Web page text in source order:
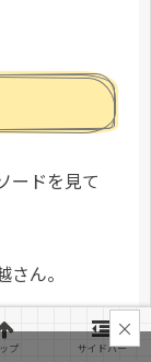
ードを見て
ん。
したりリレ
×
プ サイドバー